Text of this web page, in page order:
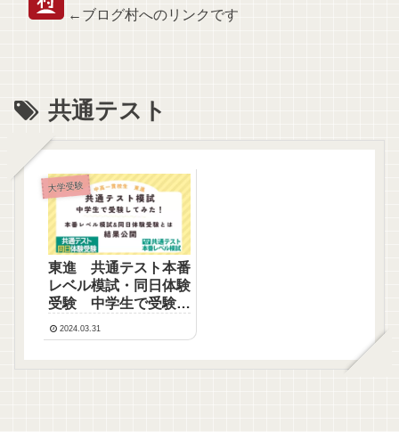
←ブログ村へのリンクです
共通テスト
大学受験
東進 共通テスト本番
レベル模試・同日体験
受験 中学生で受験し
校生）
2024.03.31